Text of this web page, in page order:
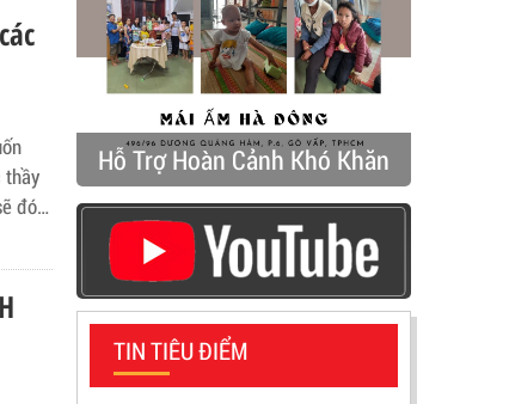
đón
Hỗ Trợ Hoàn Cảnh Khó Khăn
TIN TIÊU ĐIỂM